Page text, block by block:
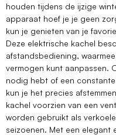
houden tijdens de ijzige
apparaat hoef je je geen
kun je genieten van je
Deze elektrische kachel
afstandsbediening,
vermogen kunt aanpassen.
nodig hebt of een
kun je het precies
kachel voorzien van een
worden gebruikt als
seizoenen. Met een